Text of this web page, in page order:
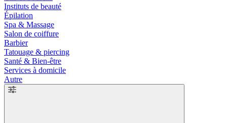
Instituts de beauté
Épilation
Spa & Massage
Salon de coiffure
Barbier
Tatouage & piercing
Santé & Bien-être
Services à domicile
Autre